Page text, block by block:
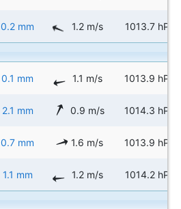
0.2 mm 1.2 m/s 1013.7 hPa
0.1 mm 1.1 m/s 1013.9 hPa
2.1 mm 0.9 m/s 1014.3 hPa
0.7 mm 1.6 m/s 1013.9 hPa
1.1 mm 1.2 m/s 1014.2 hPa